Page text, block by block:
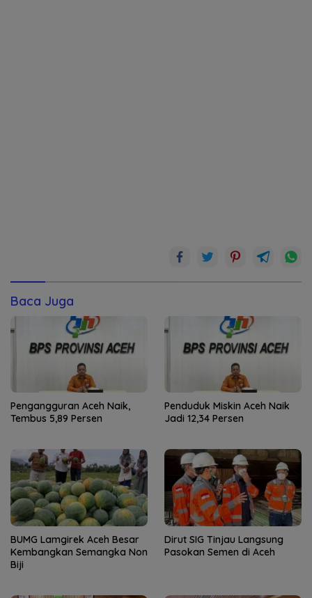
Baca Juga
Pengangguran Aceh Naik,
Tembus 5,89 Persen
Penduduk Miskin Aceh Naik
Jadi 12,34 Persen
BUMG Lamgirek Aceh Besar
Kembangkan Semangka Non
Biji
Dirut SIG Tinjau Langsung
Pasokan Semen di Aceh